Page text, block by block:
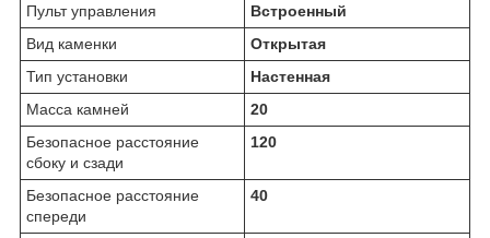
Пульт управления
Встроенный
Вид каменки
Открытая
Тип установки
Настенная
Масса камней
20
Безопасное расстояние
сбоку и сзади
120
Безопасное расстояние
спереди
40